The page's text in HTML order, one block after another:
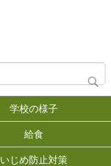
学校の様子
給食
いじめ防止対策